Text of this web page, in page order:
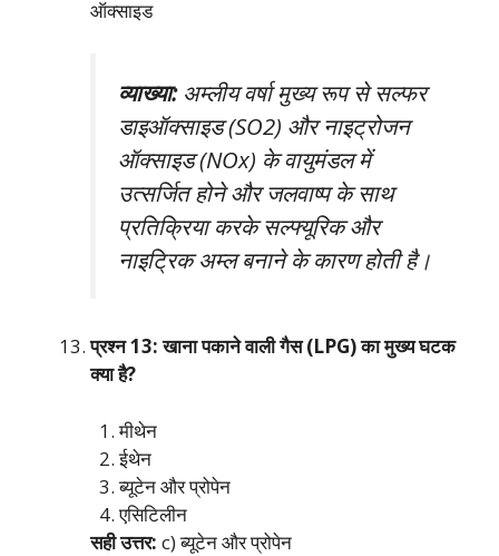
ऑक्साइड
व्याख्या:अम्लीय वर्षा मुख्य रूप से सल्फर
डाइऑक्साइड (SO2) और नाइट्रोजन
ऑक्साइड (NOx) के वायुमंडल में
उत्सर्जित होने और जलवाष्प के साथ
प्रतिक्रिया करके सल्फ्यूरिक और
नाइट्रिक अम्ल बनाने के कारण होती है।
प्रश्न 13: खाना पकाने वाली गैस (LPG) का मुख्य घटक
क्या है?
मीथेन
ईथेन
ब्यूटेन और प्रोपेन
एसिटिलीन
सही उत्तर: c) ब्यूटेन और प्रोपेन